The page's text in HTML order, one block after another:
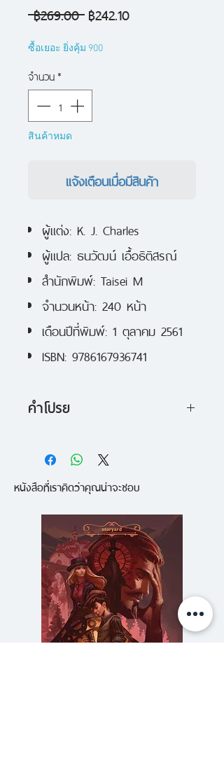
฿269.00 ราคา
฿242.10ราคา
ซื้อเยอะ ยิ่งคุ้ม 900
จำนวน*
สินค้าหมด
แจ้งเตือนเมื่อมีสินค้า
ผู้แต่ง: K. J. Charles
ผู้แปล: ธนวัฒน์ เอื้อธิติสรณ์
สำนักพิมพ์: Taisei M
จำนวนหน้า: 240 หน้า
เดือนปีที่พิมพ์: 1 ตุลาคม 2561
ISBN: 9786167936741
คำโปรย
ยี่สิบปีก่อน ลูเชียน โวดรีย์ ไม่เคยนึก
ฝันว่าจะต้องกลับมาอังกฤษอีกครั้ง
การตายอย่างมีเงื่อนงำของพ่อและพี่
ชายทำให้เขาต้องกลับมารับสืบทอด
ตำแหน่งลอร์ดเครน บรรดาศักดิ์ที่มา
พร้อมกับคำสาปชั่วร้ายที่ทำให้เขา
คลุ้มคลั่งจนเกือบปลิดชีวิตตัวเอง จน
ต้องขอความช่วยเหลือจาก สตีเวน
หนังสือที่เราคิดว่าคุณน่าจะชอบ